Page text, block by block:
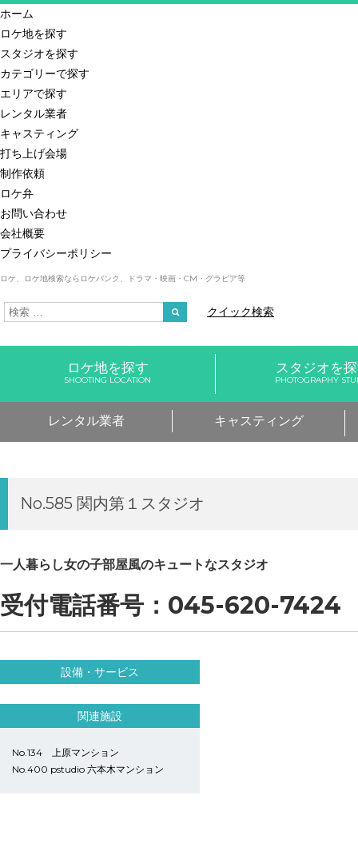
ホーム
ロケ地を探す
スタジオを探す
カテゴリーで探す
エリアで探す
レンタル業者
キャスティング
打ち上げ会場
制作依頼
ロケ弁
お問い合わせ
会社概要
プライバシーポリシー
ロケ、ロケ地検索ならロケバンク、ドラマ・映画・CM・グラビア等
クイック検索
ロケ地を探す
SHOOTING LOCATION
スタジオを
PHOTOGRAPHY
レンタル業者 キャスティング
No.585 関内第１スタジオ
一人暮らし女の子部屋風のキュートなスタジオ
受付電話番号：045-620-7424
設備・サービス
関連施設
No.134 上原マンション
No.400 pstudio 六本木マンション